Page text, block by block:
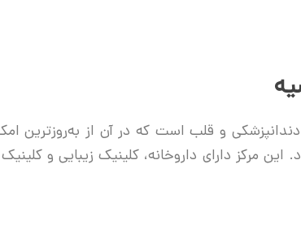
و قلب است که در آن از به‌روزترین
مرکز دارای داروخانه، کلینیک زیبایی و